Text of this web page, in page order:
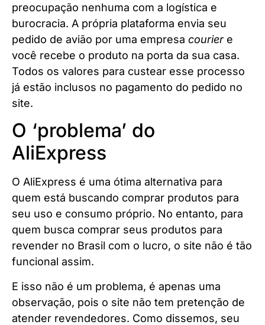
preocupação nenhuma com a logística e
burocracia. A própria plataforma envia seu
pedido de avião por uma empresa couriere
você recebe o produto na porta da sua casa.
Todos os valores para custear esse processo
já estão inclusos no pagamento do pedido no
site.
O ‘problema’ do
AliExpress
O AliExpress é uma ótima alternativa para
quem está buscando comprar produtos para
seu uso e consumo próprio. No entanto, para
quem busca comprar seus produtos para
revender no Brasil com o lucro, o site não é tão
funcional assim.
E isso não é um problema, é apenas uma
observação, pois o site não tem pretenção de
atender revendedores. Como dissemos, seu